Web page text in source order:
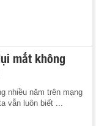
mắt không
nhiều năm trên mạng
vẫn luôn biết ...